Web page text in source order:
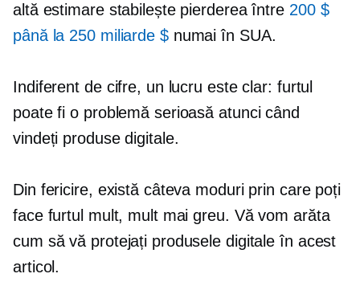
altă estimare stabilește pierderea între 200 $
până la 250 miliarde $numai în SUA.
Indiferent de cifre, un lucru este clar: furtul
poate fi o problemă serioasă atunci când
vindeți produse digitale.
Din fericire, există câteva moduri prin care poți
face furtul mult, mult mai greu. Vă vom arăta
cum să vă protejați produsele digitale în acest
articol.